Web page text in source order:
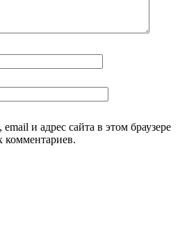
и адрес сайта в этом браузере